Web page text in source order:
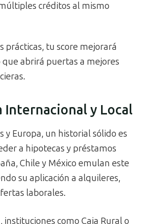
créditos al mismo
prácticas, tu score mejorará
abrirá puertas a mejores
Internacional y Local
y Europa, un historial sólido es
a hipotecas y préstamos
Chile y México emulan este
su aplicación a alquileres,
laborales.
instituciones como Caja Rural o